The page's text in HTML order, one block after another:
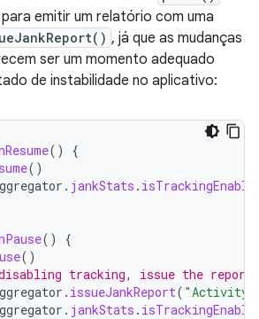
emitir um relatório com uma
, já que as mudanças
ser um momento adequado
de instabilidade no aplicativo:
()
{
()
. jankStats .
()
{
()
tracking, issue the
. issueJankReport( "Activity
. jankStats .